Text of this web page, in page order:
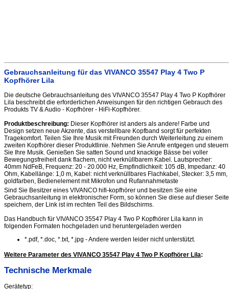
Gebrauchsanleitung für das VIVANCO 35547 Play 4 Two P
Kopfhörer Lila
Die deutsche Gebrauchsanleitung des VIVANCO 35547 Play 4 Two P Kopfhörer
Lila beschreibt die erforderlichen Anweisungen für den richtigen Gebrauch des
Produkts TV & Audio - Kopfhörer - HiFi-Kopfhörer.
Produktbeschreibung: Dieser Kopfhörer ist anders als andere! Farbe und
Design setzen neue Akzente, das verstellbare Kopfband sorgt für perfekten
Tragekomfort. Teilen Sie Ihre Musik mit Freunden durch Weiterleitung zu einem
zweiten Kopfhörer dieser Produktlinie. Nehmen Sie Anrufe entgegen und steuern
Sie Ihre Musik. Genießen Sie satten Sound und knackige Bässe bei voller
Bewegungsfreiheit dank flachem, nicht verknüllbarem Kabel. Lautsprecher:
40mm NdFeB, Frequenz: 20 - 20.000 Hz, Empfindlichkeit: 105 dB, Impedanz: 40
Ohm, Kabellänge: 1,0 m, Kabel: nicht verknüllbares Flachkabel, Stecker: 3,5 mm,
goldfarben, Bedienelement mit Mikrofon und Rufannahmetaste
Sind Sie Besitzer eines VIVANCO hifi-kopfhörer und besitzen Sie eine
Gebrauchsanleitung in elektronischer Form, so können Sie diese auf dieser Seite
speichern, der Link ist im rechten Teil des Bildschirms.
Das Handbuch für VIVANCO 35547 Play 4 Two P Kopfhörer Lila kann in
folgenden Formaten hochgeladen und heruntergeladen werden
*.pdf, *.doc, *.txt, *.jpg - Andere werden leider nicht unterstützt.
Weitere Parameter des VIVANCO 35547 Play 4 Two P Kopfhörer Lila:
Technische Merkmale
Gerätetyp: